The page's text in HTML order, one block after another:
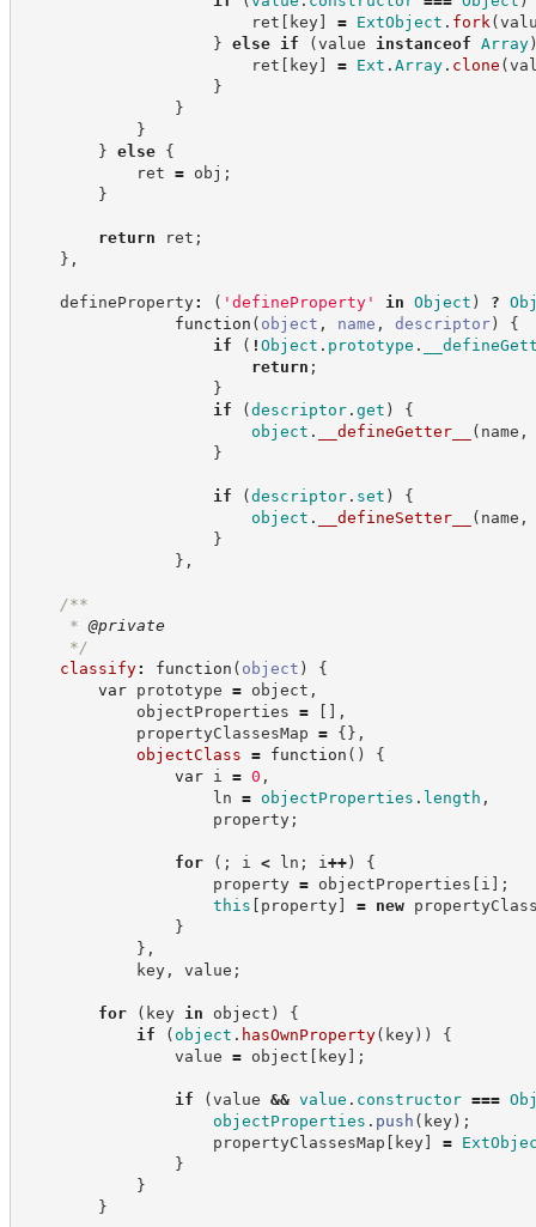
ret [ key] = ExtObject . fork (
}
else if (value instanceof Array
ret [ key] = Ext .Array . clone (
}
}
}
}
else {
ret = obj ;
}
return ret ;
} ,
defineProperty: ( 'defineProperty ' in Object ) ?
function ( object , name , descriptor)
{
if
( !Object . prototype .
return ;
}
if
(descriptor .get )
{
object . __defineGetter__ ( name ,
}
if (descriptor . set )
{
object . __defineSetter__ ( name ,
}
} ,
/**
* @private
*/
classify: function ( object )
{
var prototype = object ,
objectProperties = [ ] ,
propertyClassesMap = {} ,
objectClass
= function ( )
{
var i = 0 ,
ln = objectProperties . length ,
property ;
for ( ; i < ln ; i++)
{
property = objectProperties [ i ] ;
this [ property] = new
}
} ,
key , value ;
for ( key in object )
{
if
( object . hasOwnProperty( key) )
{
value = object [ key] ;
if (value && value . constructor ===
objectProperties . push ( key) ;
propertyClassesMap [ key] =
}
}
}